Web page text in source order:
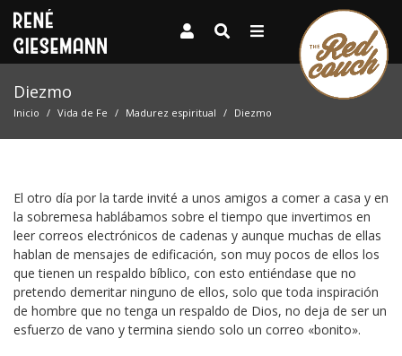
Diezmo
Inicio Vida de Fe Madurez espiritual Diezmo
El otro día por la tarde invité a unos amigos a comer a casa y en
la sobremesa hablábamos sobre el tiempo que invertimos en
leer correos electrónicos de cadenas y aunque muchas de ellas
hablan de mensajes de edificación, son muy pocos de ellos los
que tienen un respaldo bíblico, con esto entiéndase que no
pretendo demeritar ninguno de ellos, solo que toda inspiración
de hombre que no tenga un respaldo de Dios, no deja de ser un
esfuerzo de vano y termina siendo solo un correo «bonito».